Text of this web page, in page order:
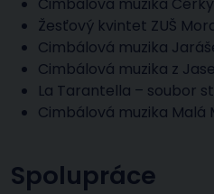
Žesťový kvintet ZUŠ
Cimbálová muzika
Cimbálová muzika z
La Tarantella – soubor
Cimbálová muzika Malá
Spolupráce